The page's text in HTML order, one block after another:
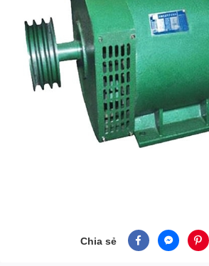
Chia sẻ